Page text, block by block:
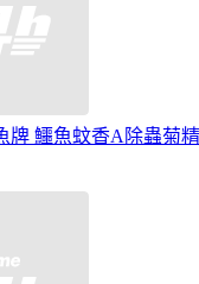
牌 鱷魚蚊香A除蟲菊